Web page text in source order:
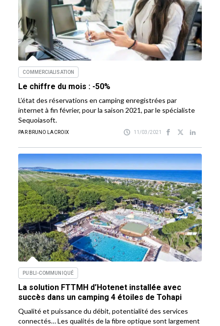
COMMERCIALISATION
Le chiffre du mois : -50%
L’état des réservations en camping enregistrées par
internet à fin février, pour la saison 2021, par le spécialiste
Sequoiasoft.
PAR BRUNO LACROIX 11/03/2021
PUBLI-COMMUNIQUÉ
La solution FTTMH d’Hotenet installée avec
succès dans un camping 4 étoiles de Tohapi
Qualité et puissance du débit, potentialité des services
connectés… Les qualités de la fibre optique sont largement